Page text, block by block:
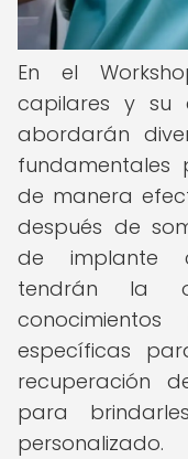
En el
capilares y su
abordarán
de manera
después de
de implante
tendrán la
específicas
recuperación
para
personalizado.